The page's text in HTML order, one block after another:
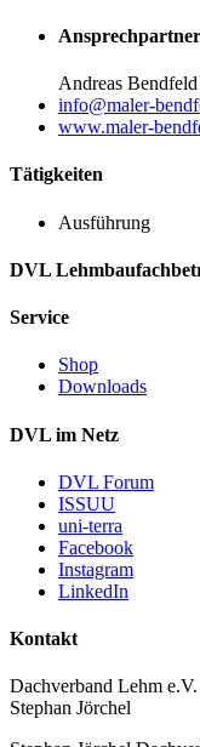
Ansprechpartner
Andreas Bendfeld
info@maler-
www.maler-
Tätigkeiten
Ausführung
DVL
Service
Shop
Downloads
DVL im Netz
DVL Forum
ISSUU
uni-terra
Facebook
Instagram
LinkedIn
Kontakt
Dachverband Lehm e.V.
Stephan Jörchel